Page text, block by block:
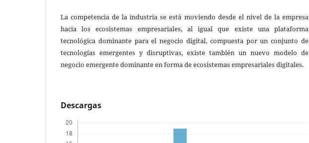
La competencia de la industria se está moviendo desde el nivel de la empresa
hacia los ecosistemas empresariales, al igual que existe una plataforma
tecnológica dominante para el negocio digital, compuesta por un conjunto de
tecnologías emergentes y disruptivas, existe también un nuevo modelo de
negocio emergente dominante en forma de ecosistemas empresariales digitales.
Descargas